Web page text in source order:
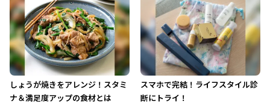
しょうが焼きをアレンジ！スタミ
ナ＆満足度アップの食材とは
スマホで完結！ライフスタイル診
断にトライ！